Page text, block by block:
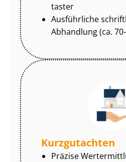
tas­ter
Ausführliche
Abhandlung (ca.
Kurzgutachten
Präzise